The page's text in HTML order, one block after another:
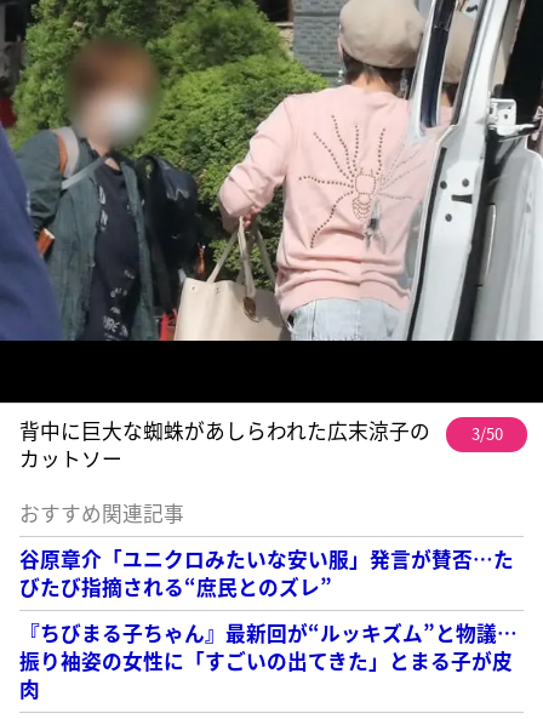
背中に巨大な蜘蛛があしらわれた広末涼子の
カットソー
3/50
おすすめ関連記事
谷原章介「ユニクロみたいな安い服」発言が賛否…た
びたび指摘される“庶民とのズレ”
『ちびまる子ちゃん』最新回が“ルッキズム”と物議…
振り袖姿の女性に「すごいの出てきた」とまる子が皮
肉